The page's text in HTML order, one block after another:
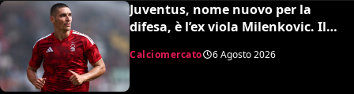
Juventus, nome nuovo per la
difesa, è l’ex viola Milenkovic. Il
milioni
Calciomercato 6 Agosto 2026